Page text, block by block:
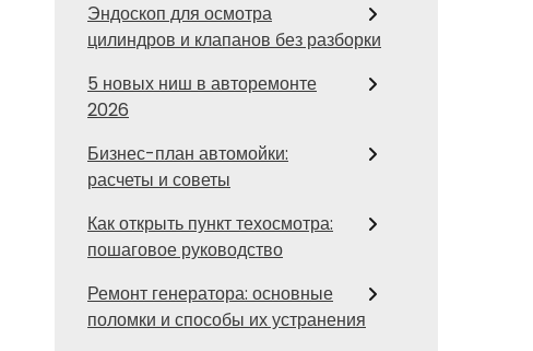
Эндоскоп для осмотра
цилиндров и клапанов без разборки
5 новых ниш в авторемонте
2026
Бизнес-план автомойки:
расчеты и советы
Как открыть пункт техосмотра:
пошаговое руководство
Ремонт генератора: основные
поломки и способы их устранения